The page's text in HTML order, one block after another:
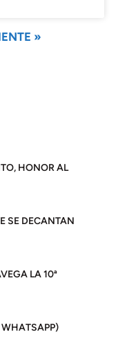
»
HONOR AL
SE DECANTAN
LA 10ª
WHATSAPP)